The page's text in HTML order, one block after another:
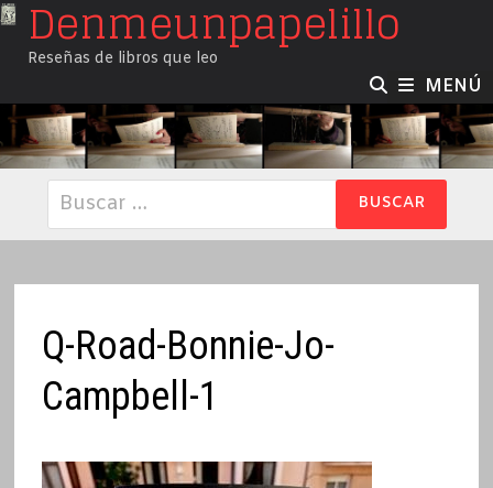
SaltarDenmeunpapelillo
Reseñas de libros que leo
MENÚ
Buscar:
Q-Road-Bonnie-Jo-
Campbell-1